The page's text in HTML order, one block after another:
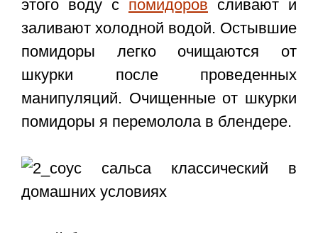
этого воду с помидоров сливают и
заливают холодной водой. Остывшие
помидоры легко очищаются от
шкурки после проведенных
манипуляций. Очищенные от шкурки
помидоры я перемолола в блендере.